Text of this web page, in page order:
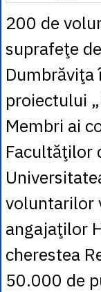
200 de
suprafeţe
proiectului
Membri ai
Facultăţilor
voluntarilor
angajaţilor
cherestea
50.000 de